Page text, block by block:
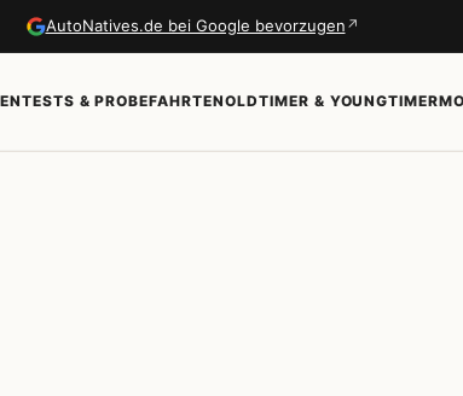
AutoNatives.de bei Google bevorzugen ↗
TESTS & PROBEFAHRTENOLDTIMER & YOUNGTIMER